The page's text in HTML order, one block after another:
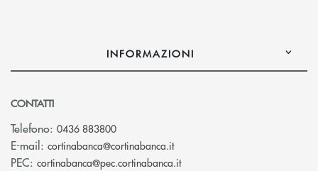
INFORMAZIONI
CONTATTI
Telefono: 0436 883800
E-mail: cortinabanca@cortinabanca.it(si apre l’app di posta
PEC: cortinabanca@pec.cortinabanca.it(si apre l’app di posta